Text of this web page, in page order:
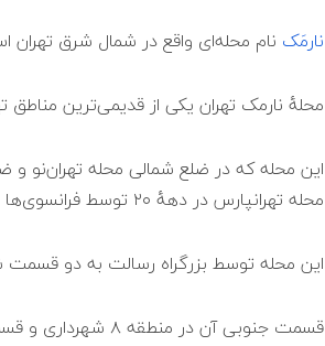
نارمَک نام محله‌ای واقع در شمال شرق تهران
محلهٔ نارمک تهران یکی از قدیمی‌ترین
این محله که در ضلع شمالی محله تهران‌نو
محله تهرانپارس در دههٔ ۲۰ توسط فرانسوی‌ها ساخته شد.
این محله توسط بزرگراه رسالت به دو
قسمت جنوبی آن در منطقه ۸ شهرداری و قسمت شمالی در منطقه ۴ شهرداری واقع شده‌است.